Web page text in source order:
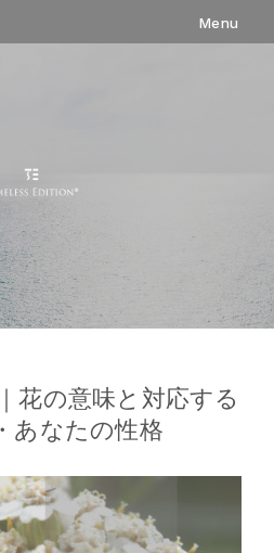
Menu
花の意味と対応する
あなたの性格